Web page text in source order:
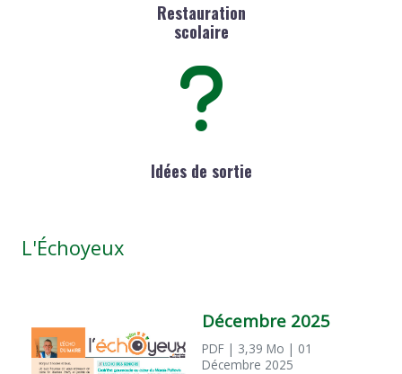
Restauration
scolaire
Idées de sortie
L'Échoyeux
Décembre 2025
PDF | 3,39 Mo | 01
Décembre 2025